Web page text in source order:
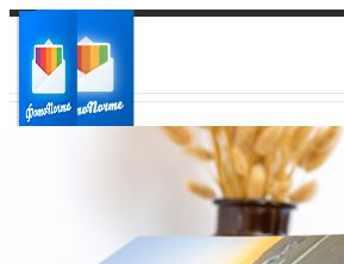
Ваш регион доставки